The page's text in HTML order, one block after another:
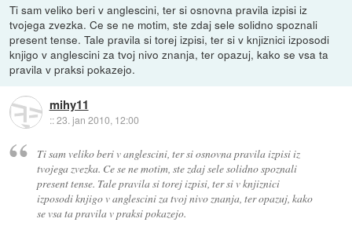
Ti sam veliko beri v anglescini, ter si osnovna pravila izpisi iz
tvojega zvezka. Ce se ne motim, ste zdaj sele solidno spoznali
present tense. Tale pravila si torej izpisi, ter si v knjiznici izposodi
knjigo v anglescini za tvoj nivo znanja, ter opazuj, kako se vsa ta
pravila v praksi pokazejo.
mihy11
::23. jan 2010, 12:00
Ti sam veliko beri v anglescini, ter si osnovna pravila izpisi iz
tvojega zvezka. Ce se ne motim, ste zdaj sele solidno spoznali
present tense. Tale pravila si torej izpisi, ter si v knjiznici
izposodi knjigo v anglescini za tvoj nivo znanja, ter opazuj, kako
se vsa ta pravila v praksi pokazejo.